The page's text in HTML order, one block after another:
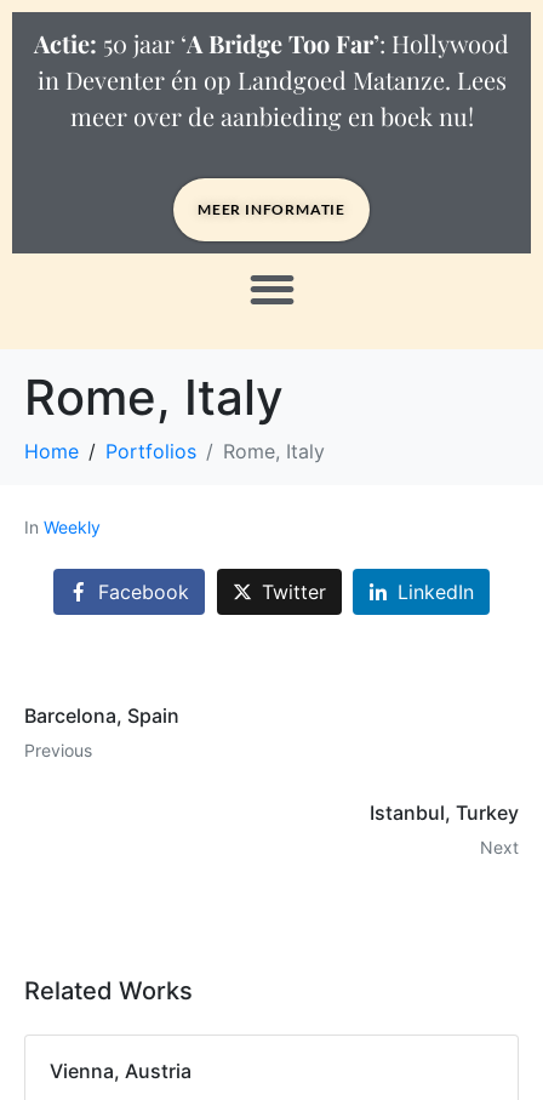
Actie: 50 jaar ‘A Bridge Too Far’: Hollywood
in Deventer én op Landgoed Matanze. Lees
meer over de aanbieding en boek nu!
MEER INFORMATIE
Rome, Italy
Home Portfolios Rome, Italy
In Weekly
Facebook Twitter LinkedIn
Barcelona, Spain
Previous
Istanbul, Turkey
Next
Related Works
Vienna, Austria